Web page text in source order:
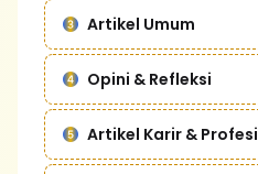
Artikel Umum
Opini & Refleksi
Artikel Karir & Profesi